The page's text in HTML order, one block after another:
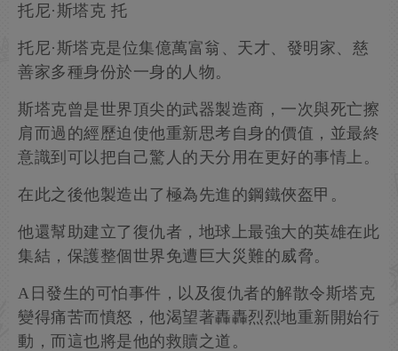
托尼·斯塔克 托
托尼·斯塔克是位集億萬富翁、天才、發明家、慈
善家多種身份於一身的人物。
斯塔克曾是世界頂尖的武器製造商，一次與死亡擦
肩而過的經歷迫使他重新思考自身的價值，並最終
意識到可以把自己驚人的天分用在更好的事情上。
在此之後他製造出了極為先進的鋼鐵俠盔甲。
他還幫助建立了復仇者，地球上最強大的英雄在此
集結，保護整個世界免遭巨大災難的威脅。
A日發生的可怕事件，以及復仇者的解散令斯塔克
變得痛苦而憤怒，他渴望著轟轟烈烈地重新開始行
動，而這也將是他的救贖之道。